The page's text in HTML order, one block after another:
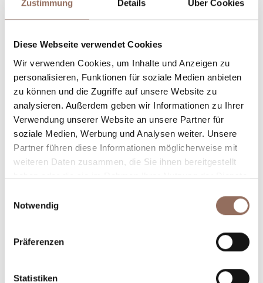
Zustimmung Details Über Cookies
Diese Webseite verwendet Cookies
Wir verwenden Cookies, um Inhalte und Anzeigen zu
personalisieren, Funktionen für soziale Medien anbieten
zu können und die Zugriffe auf unsere Website zu
analysieren. Außerdem geben wir Informationen zu Ihrer
Verwendung unserer Website an unsere Partner für
soziale Medien, Werbung und Analysen weiter. Unsere
Partner führen diese Informationen möglicherweise mit
weiteren Daten zusammen, die Sie ihnen bereitgestellt
haben oder die sie im Rahmen Ihrer Nutzung der Dienste
Notwendig
Präferenzen
Statistiken
Unterkunftskapazität
Rooms number: 4
Anzahl Badezimmer:4
Beds number:12
Plane, wo du übernachtest und isst, was du in jedem
Winkel des Langhe Monferrato Roero unternehmen
willst, mit einem Blick aufs Wetter in Echtzeit.